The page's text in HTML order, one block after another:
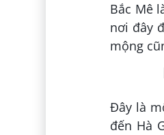
Bắc Mê
nơi đây
mộng
Đây là
đến Hà